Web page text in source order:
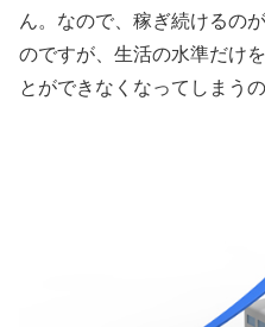
ん。なので、稼ぎ続けるの
のですが、生活の水準だけ
とができなくなってしまうの